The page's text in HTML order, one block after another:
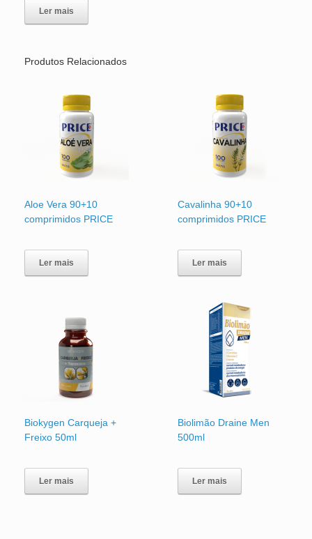
Ler mais
Produtos Relacionados
Aloe Vera 90+10
comprimidos PRICE
Ler mais
Cavalinha 90+10
comprimidos PRICE
Ler mais
Biokygen Carqueja +
Freixo 50ml
Ler mais
Biolimão Draine Men
500ml
Ler mais